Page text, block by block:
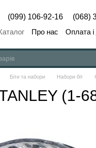
(099) 106-92-16 (068)
Про нас Оплата і
Біти та набори Набори біт
(1-